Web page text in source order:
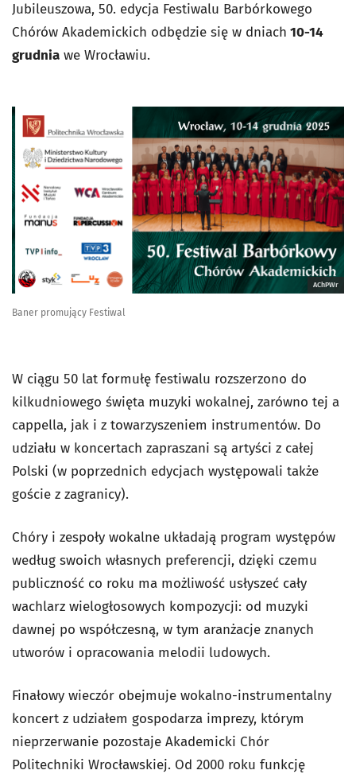
Jubileuszowa, 50. edycja Festiwalu Barbórkowego
Chórów Akademickich odbędzie się w dniach 10-14
grudnia we Wrocławiu.
AChPWr
Baner promujący Festiwal
W ciągu 50 lat formułę festiwalu rozszerzono do
kilkudniowego święta muzyki wokalnej, zarówno tej a
cappella, jak i z towarzyszeniem instrumentów. Do
udziału w koncertach zapraszani są artyści z całej
Polski (w poprzednich edycjach występowali także
goście z zagranicy).
Chóry i zespoły wokalne układają program występów
według swoich własnych preferencji, dzięki czemu
publiczność co roku ma możliwość usłyszeć cały
wachlarz wielogłosowych kompozycji: od muzyki
dawnej po współczesną, w tym aranżacje znanych
utworów i opracowania melodii ludowych.
Finałowy wieczór obejmuje wokalno-instrumentalny
koncert z udziałem gospodarza imprezy, którym
nieprzerwanie pozostaje Akademicki Chór
Politechniki Wrocławskiej. Od 2000 roku funkcję